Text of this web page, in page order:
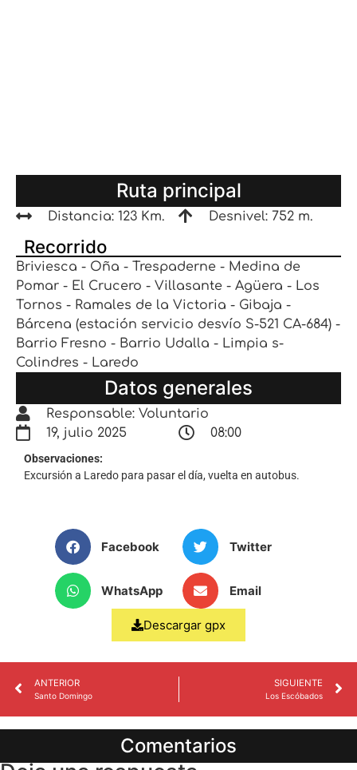
Ruta principal
Distancia: 123 Km. Desnivel: 752 m.
Recorrido
Briviesca - Oña - Trespaderne - Medina de
Pomar - El Crucero - Villasante - Agüera - Los
Tornos - Ramales de la Victoria - Gibaja -
Bárcena (estación servicio desvío S-521 CA-684) -
Barrio Fresno - Barrio Udalla - Limpia s-
Colindres - Laredo
Datos generales
Responsable: Voluntario
19, julio 2025
08:00
Observaciones:
Excursión a Laredo para pasar el día, vuelta en autobus.
Facebook Twitter
WhatsApp Email
Descargar gpx
ANTERIOR
Santo Domingo
SIGUIENTE
Los Escóbados
Comentarios